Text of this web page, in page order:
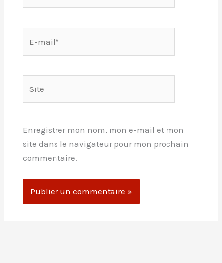
Enregistrer mon nom, mon e-mail et mon
site dans le navigateur pour mon prochain
commentaire.